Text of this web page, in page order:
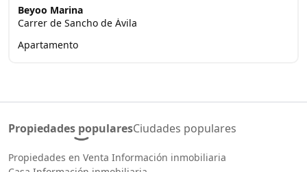
Beyoo Marina
Carrer de Sancho de Ávila
Apartamento
Propiedades popularesCiudades populares
Propiedades en Venta Información inmobiliaria